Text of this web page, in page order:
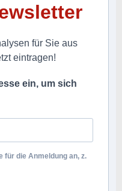
für Sie aus
eintragen!
ein, um sich
für die Anmeldung an, z.